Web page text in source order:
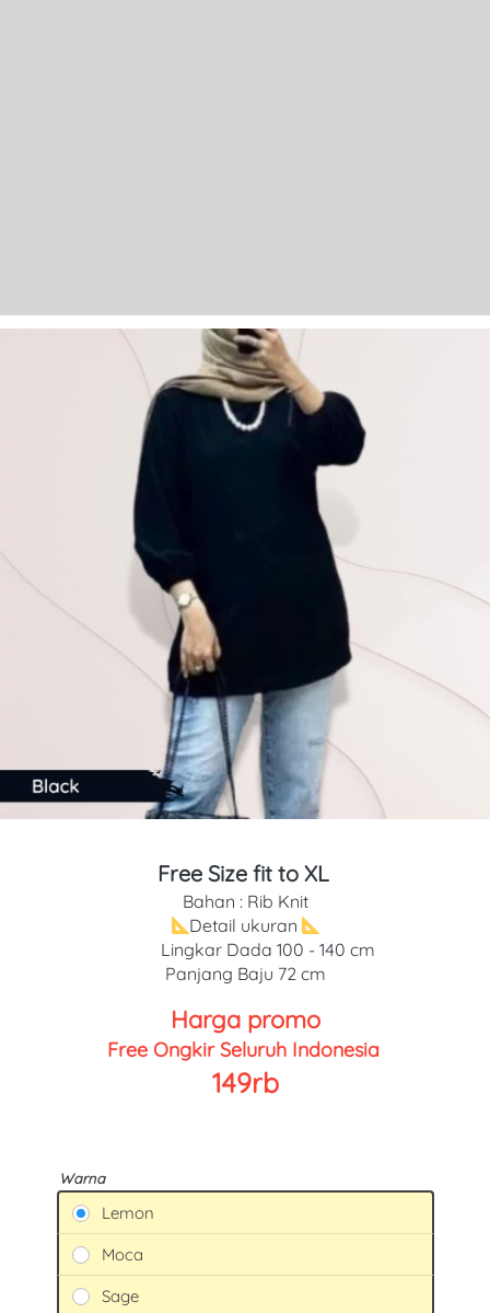
Free Size fit to XL
Bahan : Rib Knit
Detail ukuran
Lingkar Dada 100 - 140 cm
Panjang Baju 72 cm
Harga promo
Free Ongkir Seluruh Indonesia
149rb
Warna
Lemon
Moca
Sage